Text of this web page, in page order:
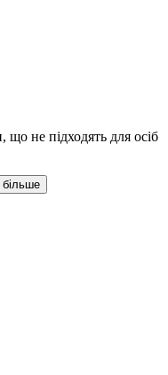
не підходять для осіб
більше